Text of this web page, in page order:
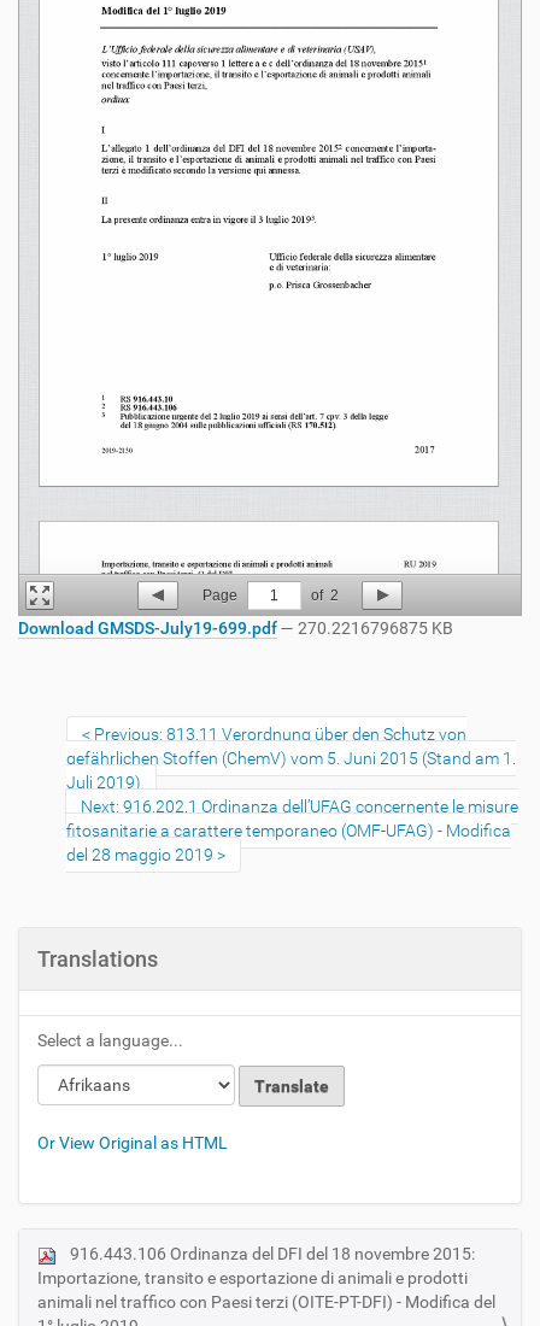
Page 1 of 2
Download GMSDS-July19-699.pdf— 270.2216796875 KB
Previous: 813.11 Verordnung über den Schutz von
gefährlichen Stoffen (ChemV) vom 5. Juni 2015 (Stand am 1.
Juli 2019)
Next: 916.202.1 Ordinanza dell’UFAG concernente le misure
fitosanitarie a carattere temporaneo (OMF-UFAG) - Modifica
del 28 maggio 2019
Translations
Select a language...
Or View Original as HTML
N
a
v
916.443.106 Ordinanza del DFI del 18 novembre 2015:
Importazione, transito e esportazione di animali e prodotti
animali nel traffico con Paesi terzi (OITE-PT-DFI) - Modifica del